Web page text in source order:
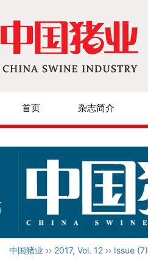
首页 杂志简介
中国猪业 ›› 2017, Vol. 12 ›› Issue (7)